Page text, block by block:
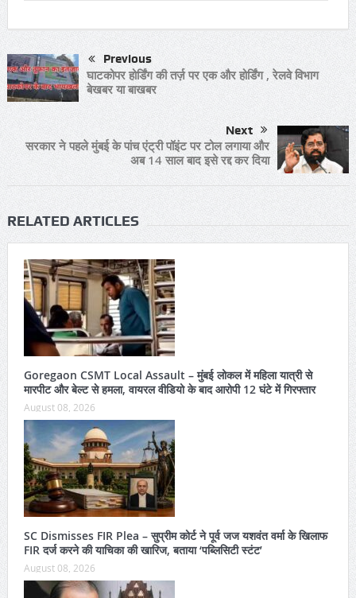
Previous
घाटकोपर होर्डिंग की तर्ज़ पर एक और होर्डिंग , रेलवे विभाग
बेखबर या बाखबर
Next
सरकार ने पहले मुंबई के पांच एंट्री पॉइंट पर टोल लगाया और
अब 14 साल बाद इसे रद्द कर दिया
RELATED ARTICLES
Goregaon CSMT Local Assault – मुंबई लोकल में महिला यात्री से
मारपीट और बेल्ट से हमला, वायरल वीडियो के बाद आरोपी 12 घंटे में गिरफ्तार
August 08, 2026
SC Dismisses FIR Plea – सुप्रीम कोर्ट ने पूर्व जज यशवंत वर्मा के खिलाफ
FIR दर्ज करने की याचिका की खारिज, बताया ‘पब्लिसिटी स्टंट’
August 08, 2026